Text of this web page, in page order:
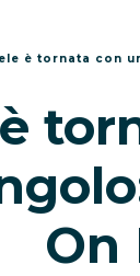
è tornata con
On